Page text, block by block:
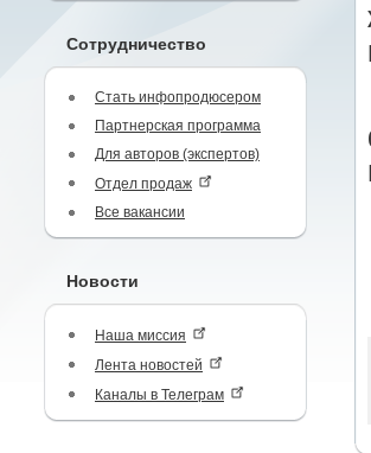
Сотрудничество
Стать инфопродюсером
Партнерская программа
Для авторов (экспертов)
Отдел продаж
Все вакансии
Новости
Наша миссия
Лента новостей
Каналы в Телеграм